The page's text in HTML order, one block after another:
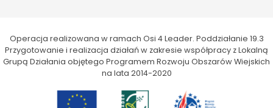
Operacja realizowana w ramach Osi 4 Leader. Poddziałanie 19.3
Przygotowanie i realizacja działań w zakresie współpracy z Lokalną
Grupą Działania objętego Programem Rozwoju Obszarów Wiejskich
na lata 2014-2020